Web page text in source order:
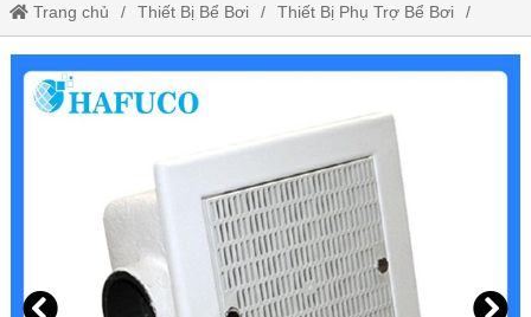
Trang chủ Thiết Bị Bể Bơi Thiết Bị Phụ Trợ Bể Bơi
Hộp Thu Đáy Vuông Kripsol SPP90